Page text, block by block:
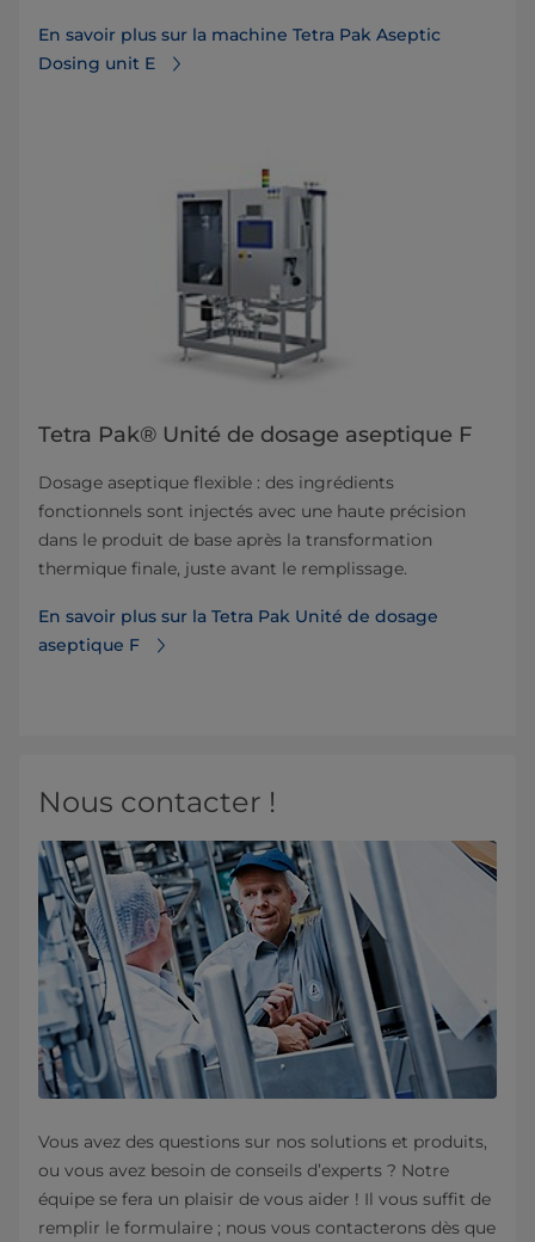
En savoir plus sur la machine Tetra Pak Aseptic
Dosing unit E
Tetra Pak® Unité de dosage aseptique F
Dosage aseptique flexible : des ingrédients
fonctionnels sont injectés avec une haute précision
dans le produit de base après la transformation
thermique finale, juste avant le remplissage.
En savoir plus sur la Tetra Pak Unité de dosage
aseptique F
Nous contacter !
Vous avez des questions sur nos solutions et produits,
ou vous avez besoin de conseils d’experts ? Notre
équipe se fera un plaisir de vous aider ! Il vous suffit de
remplir le formulaire ; nous vous contacterons dès que